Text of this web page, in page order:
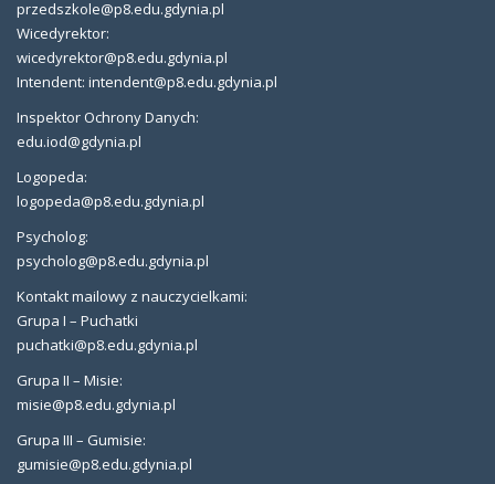
przedszkole@p8.edu.gdynia.pl
Wicedyrektor:
wicedyrektor@p8.edu.gdynia.pl
Intendent: intendent@p8.edu.gdynia.pl
Inspektor Ochrony Danych:
edu.iod@gdynia.pl
Logopeda:
logopeda@p8.edu.gdynia.pl
Psycholog:
psycholog@p8.edu.gdynia.pl
Kontakt mailowy z nauczycielkami:
Grupa I – Puchatki
puchatki@p8.edu.gdynia.pl
Grupa II – Misie:
misie@p8.edu.gdynia.pl
Grupa III – Gumisie:
gumisie@p8.edu.gdynia.pl